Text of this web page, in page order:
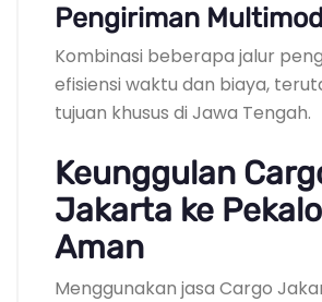
Pengiriman
Kombinasi beberapa jalur
efisiensi waktu dan biaya,
tujuan khusus di Jawa Tengah.
Keunggulan
Jakarta ke
Aman
Menggunakan jasa Cargo